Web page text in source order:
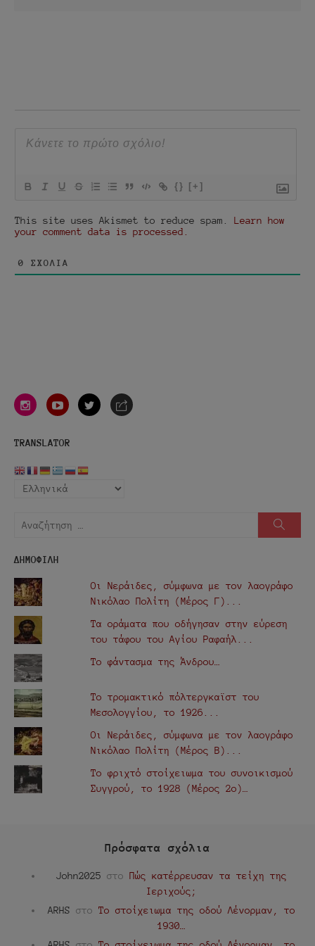
{} [+]
This site uses Akismet to reduce spam. Learn how
your comment data is processed.
0 ΣΧΌΛΙΑ
instagramyoutube twittere-
TRANSLATOR
Αναζήτηση
ΔΗΜΟΦΙΛΗ
Οι Νεράιδες, σύμφωνα με τον λαογράφο
Νικόλαο Πολίτη (Μέρος Γ)...
Τα οράματα που οδήγησαν στην εύρεση
του τάφου του Αγίου Ραφαήλ...
Το φάντασμα της Άνδρου…
Το τρομακτικό πόλτεργκαϊστ του
Μεσολογγίου, το 1926...
Οι Νεράιδες, σύμφωνα με τον λαογράφο
Νικόλαο Πολίτη (Μέρος Β)...
Το φριχτό στοίχειωμα του συνοικισμού
Συγγρού, το 1928 (Μέρος 2ο)…
Πρόσφατα σχόλια
John2025 στο Πώς κατέρρευσαν τα τείχη της
Ιεριχούς;
ARHS στο Το στοίχειωμα της οδού Λένορμαν, το
1930…